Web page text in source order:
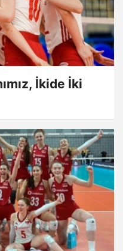
İkide İki